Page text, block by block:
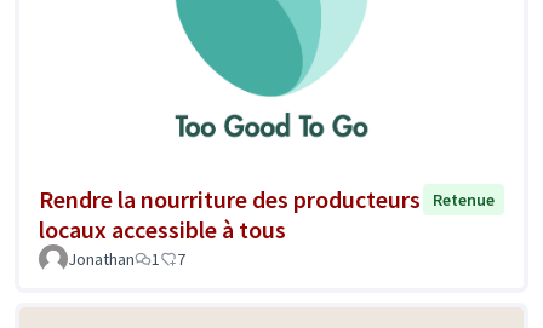
Rendre la nourriture des producteurs
locaux accessible à tous
Retenue
Jonathan 1 7